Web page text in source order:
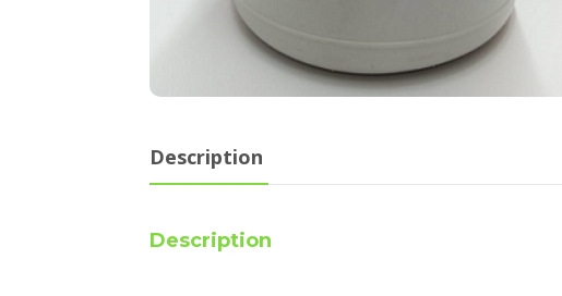
Description
Description